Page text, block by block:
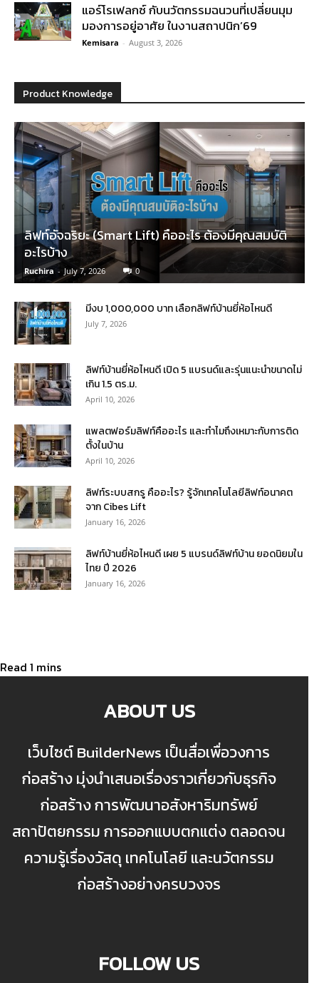
แอร์โรเฟลกซ์ กับนวัตกรรมฉนวนที่เปลี่ยนมุม
มองการอยู่อาศัย ในงานสถาปนิก’69
Kemisara - August 3, 2026
Product Knowledge
ลิฟท์อัจฉริยะ (Smart Lift) คืออะไร ต้องมีคุณสมบัติ
อะไรบ้าง
Ruchira - July 7, 2026 0
มีงบ 1,000,000 บาท เลือกลิฟท์บ้านยี่ห้อไหนดี
July 7, 2026
ลิฟท์บ้านยี่ห้อไหนดี เปิด 5 แบรนด์และรุ่นแนะนำขนาดไม่
เกิน 1.5 ตร.ม.
April 10, 2026
แพลตฟอร์มลิฟท์คืออะไร และทำไมถึงเหมาะกับการติด
ตั้งในบ้าน
April 10, 2026
ลิฟท์ระบบสกรู คืออะไร? รู้จักเทคโนโลยีลิฟท์อนาคต
จาก Cibes Lift
January 16, 2026
ลิฟท์บ้านยี่ห้อไหนดี เผย 5 แบรนด์ลิฟท์บ้าน ยอดนิยมใน
ไทย ปี 2026
January 16, 2026
ABOUT US
เว็บไซต์ BuilderNews เป็นสื่อเพื่อวงการ
ก่อสร้าง มุ่งนำเสนอเรื่องราวเกี่ยวกับธุรกิจ
ก่อสร้าง การพัฒนาอสังหาริมทรัพย์
สถาปัตยกรรม การออกแบบตกแต่ง ตลอดจน
ความรู้เรื่องวัสดุ เทคโนโลยี และนวัตกรรม
ก่อสร้างอย่างครบวงจร
FOLLOW US